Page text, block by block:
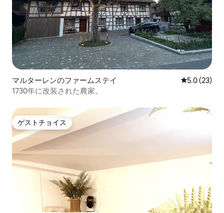
マルターレンのファームステイ レビュー23
5.0 (23)
1730年に改装された農家。
ゲストチョイス
ゲストチョイス